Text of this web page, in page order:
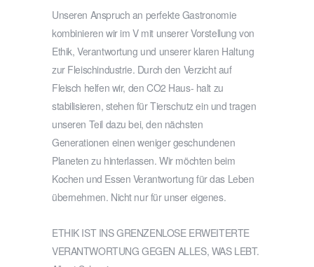
Unseren Anspruch an perfekte Gastronomie
kombinieren wir im V mit unserer Vorstellung von
Ethik, Verantwortung und unserer klaren Haltung
zur Fleischindustrie. Durch den Verzicht auf
Fleisch helfen wir, den CO2 Haus- halt zu
stabilisieren, stehen für Tierschutz ein und tragen
unseren Teil dazu bei, den nächsten
Generationen einen weniger geschundenen
Planeten zu hinterlassen. Wir möchten beim
Kochen und Essen Verantwortung für das Leben
übernehmen. Nicht nur für unser eigenes.
ETHIK IST INS GRENZENLOSE ERWEITERTE
VERANTWORTUNG GEGEN ALLES, WAS LEBT.